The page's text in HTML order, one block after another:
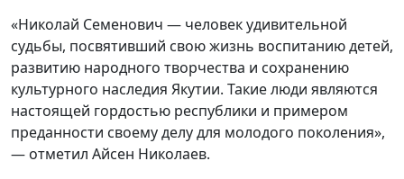
«Николай Семенович — человек удивительной
судьбы, посвятивший свою жизнь воспитанию детей,
развитию народного творчества и сохранению
культурного наследия Якутии. Такие люди являются
настоящей гордостью республики и примером
преданности своему делу для молодого поколения»,
— отметил Айсен Николаев.